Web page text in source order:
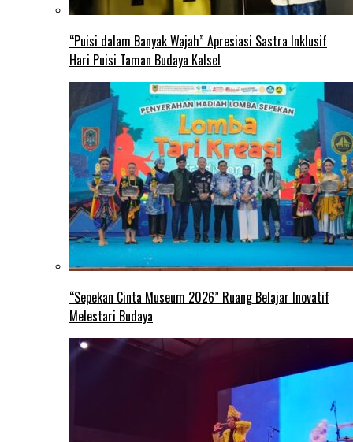
“Puisi dalam Banyak Wajah” Apresiasi Sastra Inklusif
Hari Puisi Taman Budaya Kalsel
“Sepekan Cinta Museum 2026” Ruang Belajar Inovatif
Melestari Budaya